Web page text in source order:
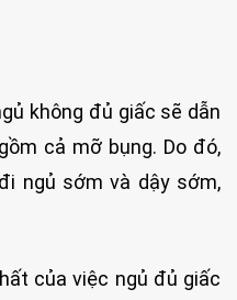
không đủ giấc sẽ dẫn
cả mỡ bụng. Do đó,
ngủ sớm và dậy sớm,
của việc ngủ đủ giấc